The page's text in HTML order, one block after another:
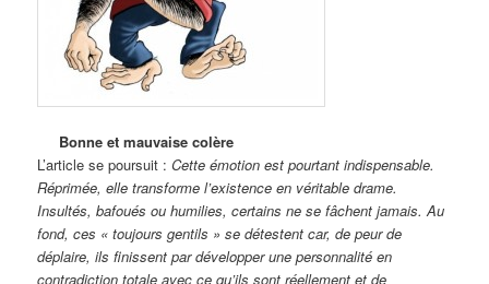
Bonne et mauvaise colère
L’article se poursuit :Cette émotion est pourtant indispensable.
Réprimée, elle transforme l’existence en véritable drame.
Insultés, bafoués ou humilies, certains ne se fâchent jamais. Au
fond, ces « toujours gentils » se détestent car, de peur de
déplaire, ils finissent par développer une personnalité en
contradiction totale avec ce qu’ils sont réellement et de